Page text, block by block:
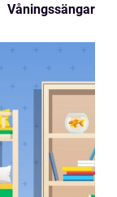
Våningssängar